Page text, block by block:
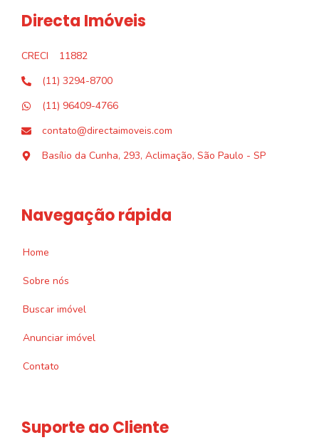
Directa Imóveis
CRECI
11882
(11) 3294-8700
(11) 96409-4766
contato@directaimoveis.com
Basílio da Cunha, 293, Aclimação, São Paulo - SP
Navegação rápida
Home
Sobre nós
Buscar imóvel
Anunciar imóvel
Contato
Suporte ao Cliente